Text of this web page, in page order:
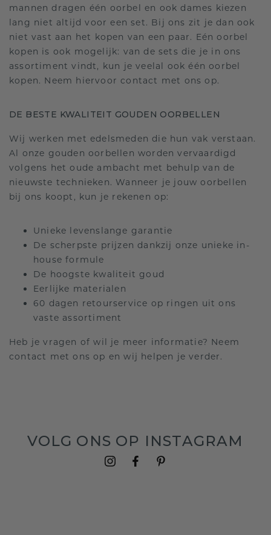
mannen dragen één oorbel en ook dames kiezen
lang niet altijd voor een set. Bij ons zit je dan ook
niet vast aan het kopen van een paar. Eén oorbel
kopen is ook mogelijk: van de sets die je in ons
assortiment vindt, kun je veelal ook één oorbel
kopen. Neem hiervoor contact met ons op.
DE BESTE KWALITEIT GOUDEN OORBELLEN
Wij werken met edelsmeden die hun vak verstaan.
Al onze gouden oorbellen worden vervaardigd
volgens het oude ambacht met behulp van de
nieuwste technieken. Wanneer je jouw oorbellen
bij ons koopt, kun je rekenen op:
Unieke levenslange garantie
De scherpste prijzen dankzij onze unieke in-
house formule
De hoogste kwaliteit goud
Eerlijke materialen
60 dagen retourservice op ringen uit ons
vaste assortiment
Heb je vragen of wil je meer informatie? Neem
contact met ons op en wij helpen je verder.
VOLG ONS OP INSTAGRAM